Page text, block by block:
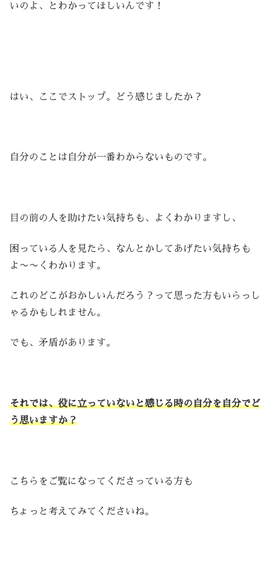
いのよ、とわかってほしいんです！
はい、ここでストップ。どう感じましたか？
自分のことは自分が一番わからないものです。
目の前の人を助けたい気持ちも、よくわかりますし、
困っている人を見たら、なんとかしてあげたい気持ちも
よ〜〜くわかります。
これのどこがおかしいんだろう？って思った方もいらっし
ゃるかもしれません。
でも、矛盾があります。
それでは、役に立っていないと感じる時の自分を自分でど
う思いますか？
こちらをご覧になってくださっている方も
ちょっと考えてみてくださいね。